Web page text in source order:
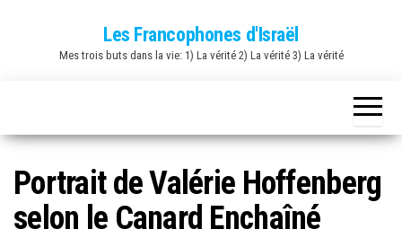
Les Francophones d'Israël
Mes trois buts dans la vie: 1) La vérité 2) La vérité 3) La vérité
Portrait de Valérie Hoffenberg
selon le Canard Enchaîné